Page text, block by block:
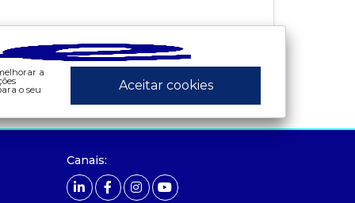
bandeira tarifária
- conceitos de preços
Canais:
a
o seu Aceitar cookies